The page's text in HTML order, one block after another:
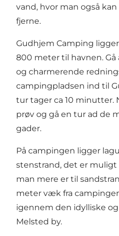
vand, hvor man også
fjerne.
Gudhjem Camping
800 meter til havnen.
og charmerende
campingpladsen ind til
tur tager ca 10 minutter.
prøv og gå en tur ad de
gader.
På campingen ligger
stenstrand, det er muligt
man mere er til
meter væk fra
igennem den idylliske
Melsted by.